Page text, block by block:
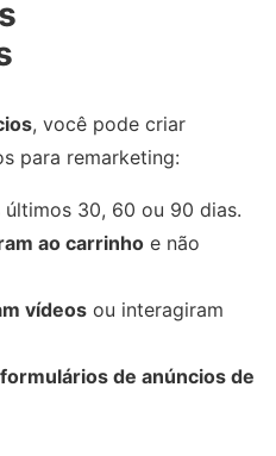
, você pode criar
para remarketing:
últimos 30, 60 ou 90 dias.
ao carrinho e não
vídeos ou interagiram
formulários de anúncios de